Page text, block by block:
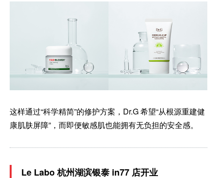
这样通过“科学精简”的修护方案，Dr.G 希望“从根源重建健
康肌肤屏障”，而即便敏感肌也能拥有无负担的安全感。
Le Labo 杭州湖滨银泰 in77 店开业